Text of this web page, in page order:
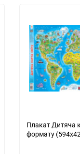
Плакат Дитяча
формату